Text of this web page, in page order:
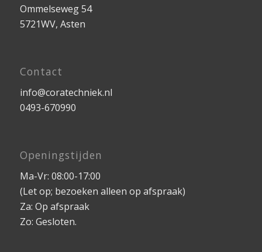
Ommelseweg 54
5721WV, Asten
Contact
info@coratechniek.nl
0493-670990
Openingstijden
Ma-Vr: 08:00-17:00
(Let op; bezoeken alleen op afspraak)
Za: Op afspraak
Zo: Gesloten.